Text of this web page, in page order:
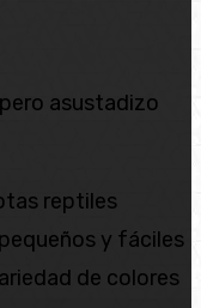
asustadizo
reptiles
y fáciles
de colores